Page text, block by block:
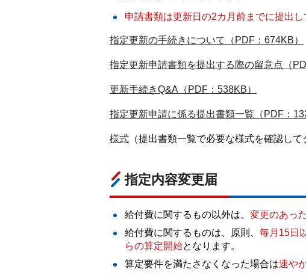
申請書類は更新日の2カ月前までに提出し
指定更新の手続きについて（PDF：674KB）
指定更新申請書類を提出する際の留意点（
更新手続きQ&A（PDF：538KB）
指定更新申請に係る提出書類一覧（PDF：
様式 （提出書類一覧で必要な様式を確認し
指定内容変更届
給付費に関するもの以外は、変更のあっ
給付費に関するものは、原則、毎月15日
らの算定開始となります。
算定要件を満たさなくなった場合は速や